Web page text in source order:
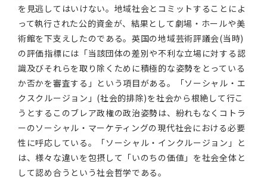
を見逃してはいけない。地域社会とコミットすることによ
って執行された公的資金が、結果として劇場・ホールや美
術館を下支えしたのである。英国の地域芸術評議会(当時)
の評価指標には「当該団体の差別や不利な立場に対する認
識及びそれらを取り除くために積極的な姿勢をとっている
か否かを審査する」という項目がある。「ソーシャル・エ
クスクルージョン」(社会的排除)を社会から根絶して行こ
うとするこのブレア政権の政治姿勢は、紛れもなくコトラ
ーのソーシャル・マーケティングの現代社会における必要
性に呼応している。「ソーシャル・インクルージョン」と
は、様々な違いを包摂して「いのちの価値」を社会全体と
して認め合うという社会哲学である。